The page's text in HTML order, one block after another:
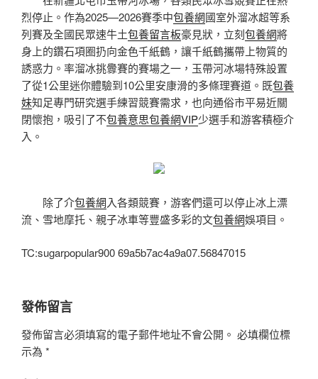
烈停止。作為2025—2026賽季中包養網國室外溜冰超等系
列賽及全國民眾速牛土包養留言板豪見狀，立刻包養網將
身上的鑽石項圈扔向金色千紙鶴，讓千紙鶴攜帶上物質的
誘惑力。率溜冰挑釁賽的賽場之一，玉帶河冰場特殊設置
了從1公里迷你體驗到10公里安康滑的多條理賽道。既包養
妹知足專門研究選手練習競賽需求，也向通俗市平易近關
閉懷抱，吸引了不包養意思包養網VIP少選手和游客積極介
入。
除了介包養網入各類競賽，游客們還可以停止冰上漂
流、雪地摩托、親子冰車等豐盛多彩的文包養網娛項目。
TC:sugarpopular900 69a5b7ac4a9a07.56847015
發佈留言
發佈留言必須填寫的電子郵件地址不會公開。 必填欄位標
示為 *